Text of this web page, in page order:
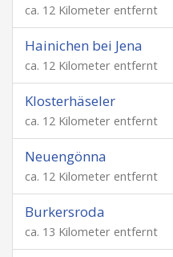
ca. 12 Kilometer entfernt
Hainichen bei Jena
ca. 12 Kilometer entfernt
Klosterhäseler
ca. 12 Kilometer entfernt
Neuengönna
ca. 12 Kilometer entfernt
Burkersroda
ca. 13 Kilometer entfernt